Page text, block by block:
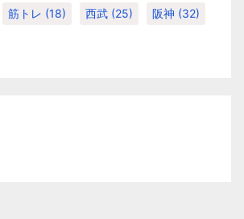
筋トレ (18) 西武 (25) 阪神 (32)